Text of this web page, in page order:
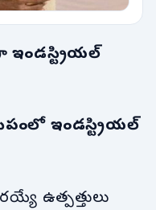
ఇండస్ట్రియల్
ఇండస్ట్రియల్
ఉత్పత్తులు